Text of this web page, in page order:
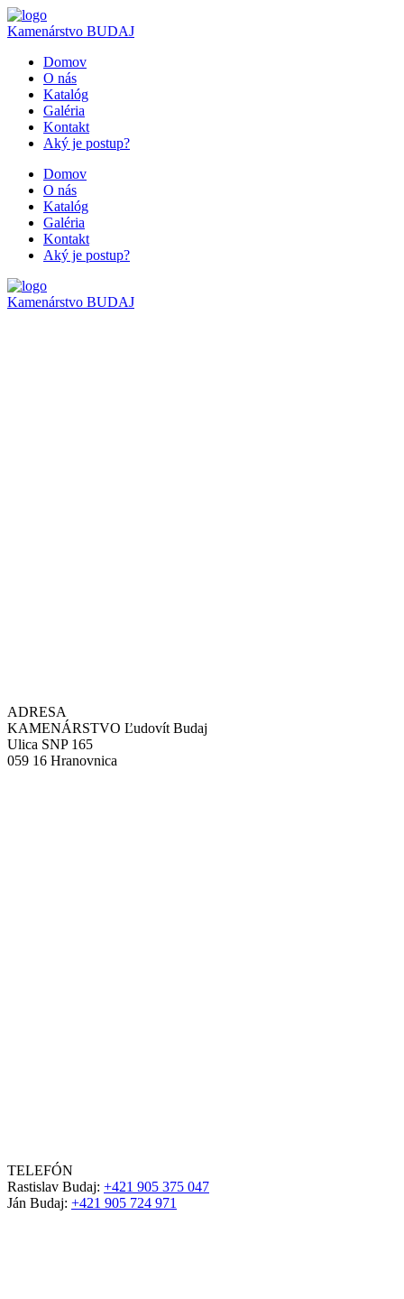
Kamenárstvo BUDAJ
Domov
O nás
Katalóg
Galéria
Kontakt
Aký je postup?
Domov
O nás
Katalóg
Galéria
Kontakt
Aký je postup?
Kamenárstvo BUDAJ
ADRESA
KAMENÁRSTVO Ľudovít Budaj
Ulica SNP 165
059 16 Hranovnica
TELEFÓN
Rastislav Budaj: +421 905 375 047
Ján Budaj: +421 905 724 971